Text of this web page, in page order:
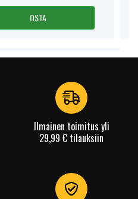
OSTA
Ilmainen toimitus yli
29,99 € tilauksiin